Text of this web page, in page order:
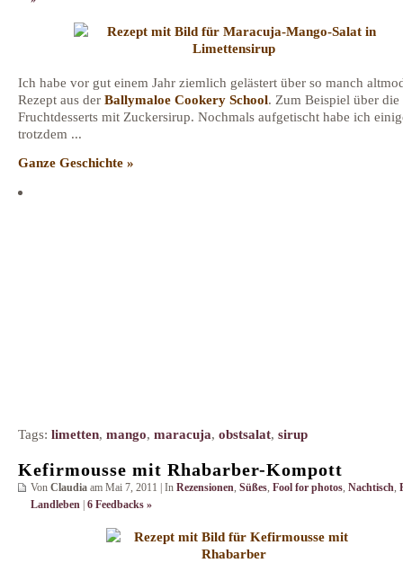
Ich habe vor gut einem Jahr ziemlich gelästert über so manch
Rezept aus der Ballymaloe Cookery School. Zum Beispiel über
Fruchtdesserts mit Zuckersirup. Nochmals aufgetischt habe ich
trotzdem ...
Ganze Geschichte »
Tags: limetten, mango, maracuja, obstsalat, sirup
Kefirmousse mit Rhabarber-Kompott
Von Claudia am Mai 7, 2011 | In Rezensionen Süßes Fool for photos Nachtisch
Landleben | 6 Feedbacks »